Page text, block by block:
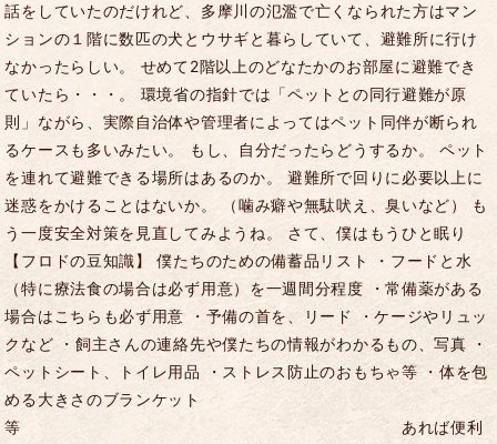
話をしていたのだけれど、多摩川の氾濫で亡くなられた方はマン
ションの１階に数匹の犬とウサギと暮らしていて、避難所に行け
なかったらしい。 せめて2階以上のどなたかのお部屋に避難でき
ていたら・・・。 環境省の指針では「ペットとの同行避難が原
則」ながら、実際自治体や管理者によってはペット同伴が断られ
るケースも多いみたい。 もし、自分だったらどうするか。 ペット
を連れて避難できる場所はあるのか。 避難所で回りに必要以上に
迷惑をかけることはないか。 （噛み癖や無駄吠え、臭いなど） も
う一度安全対策を見直してみようね。 さて、僕はもうひと眠り
【フロドの豆知識】 僕たちのための備蓄品リスト ・フードと水
（特に療法食の場合は必ず用意）を一週間分程度 ・常備薬がある
場合はこちらも必ず用意 ・予備の首を、リード ・ケージやリュッ
クなど ・飼主さんの連絡先や僕たちの情報がわかるもの、写真 ・
ペットシート、トイレ用品 ・ストレス防止のおもちゃ等 ・体を包
める大きさのブランケット
等 あれば便利